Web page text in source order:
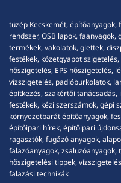
tüzép Kecskemét,
rendszer, OSB lapok,
termékek, vakolatok, glettek,
festékek, kőzetgyapot
hőszigetelés, EPS hőszigetelés,
vízszigetelés, padlóburkolatok,
építkezés, szakértői
festékek, kézi szerszámok, gépi
környezetbarát építőanyagok,
építőipari hírek, építőipari
ragasztók, fugázó anyagok,
falazóanyagok, zsaluzóanyagok,
hőszigetelési tippek,
falazási technikák